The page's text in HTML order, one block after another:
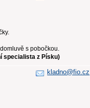
s pobočkou.
specialista z Písku)
kladno@fio.cz